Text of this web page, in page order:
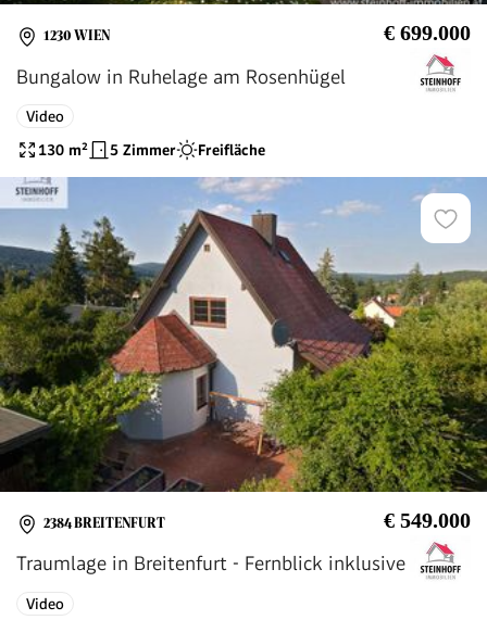
1230 WIEN € 699.000
Bungalow in Ruhelage am Rosenhügel
Video
130 m² 5 Zimmer Freifläche
2384 BREITENFURT € 549.000
Traumlage in Breitenfurt - Fernblick inklusive
Video